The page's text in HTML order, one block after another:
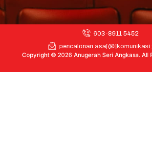
603-8911 5452
Copyright © 2026 Anugerah Seri Angkasa. All